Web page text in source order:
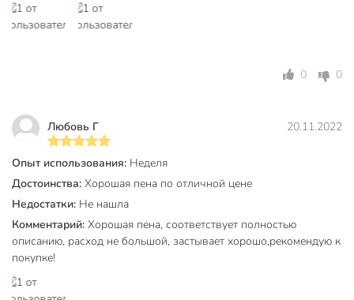
Вес в упаковке
0 0
Любовь Г 20.11.2022
Опыт использования: Неделя
Достоинства: Хорошая пена по отличной цене
Недостатки: Не нашла
Комментарий: Хорошая пена, соответствует полностью
описанию, расход не большой, застывает хорошо,рекомендую к
покупке!